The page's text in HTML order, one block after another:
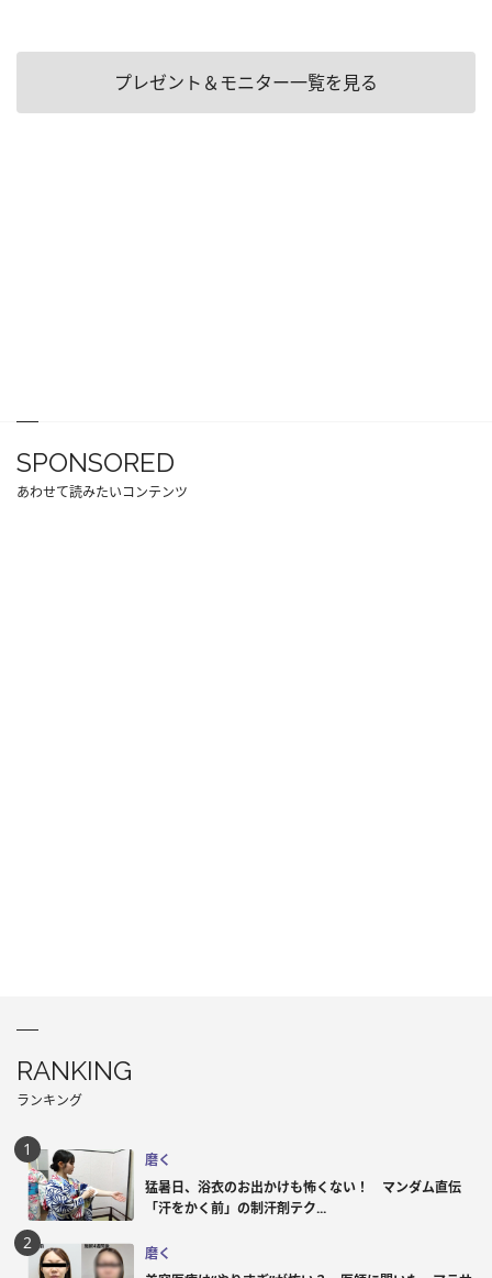
プレゼント＆モニター一覧を見る
SPONSORED
あわせて読みたいコンテンツ
RANKING
ランキング
磨く
猛暑日、浴衣のお出かけも怖くない！ マンダム直伝
「汗をかく前」の制汗剤テク...
磨く